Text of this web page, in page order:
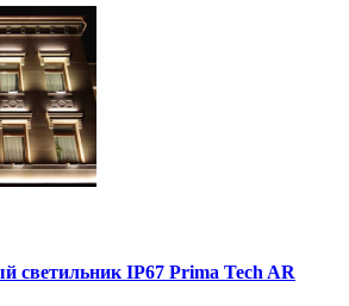
светильник IP67 Prima Tech AR